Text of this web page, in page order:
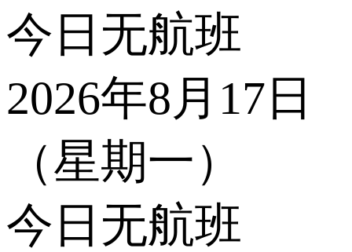
今日无航班
2026年8月17日
（星期一）
今日无航班